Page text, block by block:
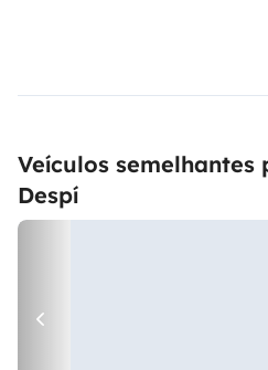
Veículos
Despí